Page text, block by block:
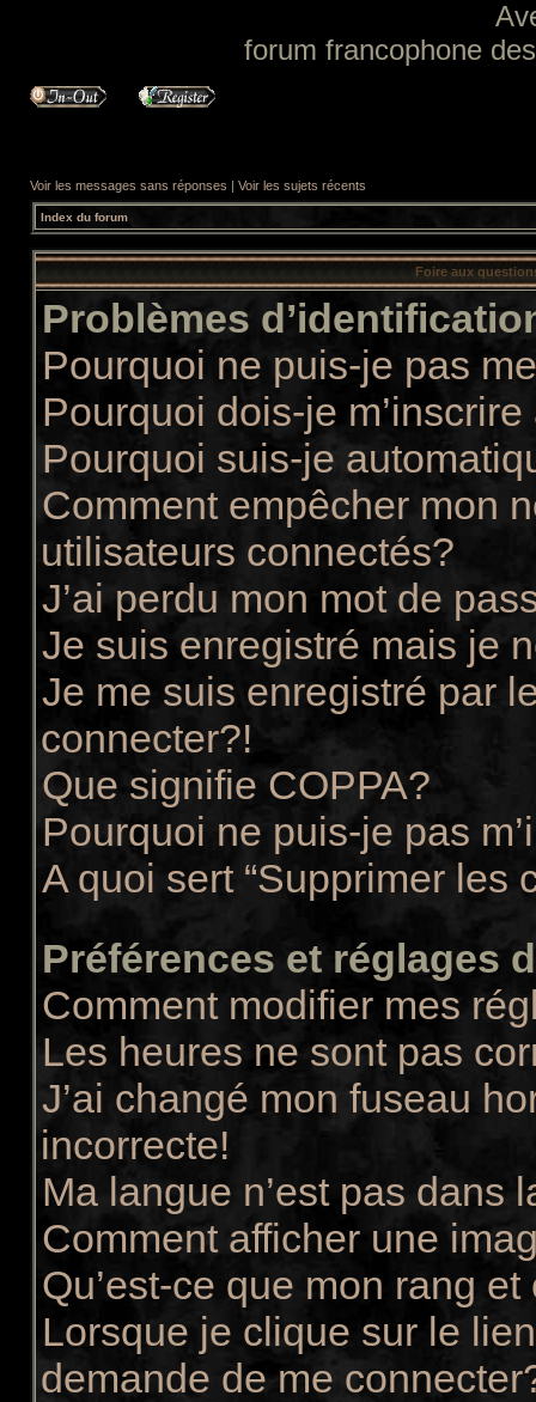
forum francophone
Voir les messages sans réponses | Voir les sujets récents
Index du forum
Foire aux
Problèmes
Pourquoi ne puis-je pas
Pourquoi dois-je
Pourquoi suis-je
Comment empêcher mon
utilisateurs connectés?
J’ai perdu mon mot de
Je suis enregistré mais je
Je me suis enregistré par
connecter?!
Que signifie COPPA?
Pourquoi ne puis-je pas
A quoi sert “Supprimer les
Préférences et réglages
Comment modifier mes
Les heures ne sont pas
J’ai changé mon fuseau
incorrecte!
Ma langue n’est pas dans
Comment afficher une
Qu’est-ce que mon rang
Lorsque je clique sur le
demande de me